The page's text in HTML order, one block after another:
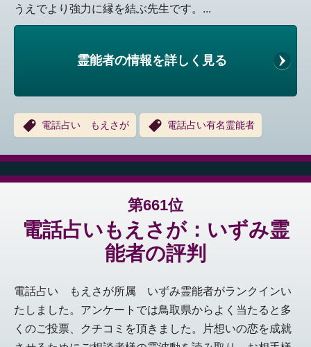
うえでより強力に縁を結ぶ先生です。...
霊能者の情報を詳しく見る
電話占い もえさが 電話占い有名霊能者
第661位
電話占いもえさが：いずみ霊
能者の評判
電話占い もえさが所属 いずみ霊能者がランクインい
たしました。アンケートでは鳥取県からよく当たると多
くのご投票、クチコミを頂きました。片想いの恋を成就